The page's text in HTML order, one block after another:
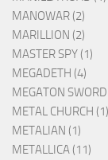
MANOWAR (2)
MARILLION (2)
MASTER SPY (1)
MEGADETH (4)
MEGATON
METAL CHURCH (1)
METALIAN (1)
METALLICA (11)